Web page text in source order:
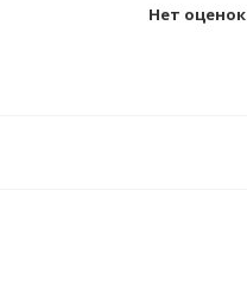
Нет оценок